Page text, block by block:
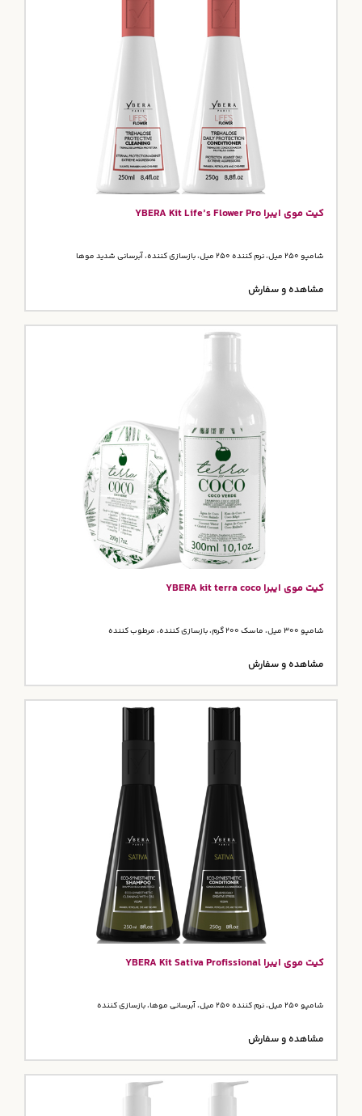
کیت موی ایبرا YBERA Kit Life’s Flower Pro
شامپو 250 میل، نرم کننده 250 میل، بازسازی کننده، آبرسانی شدید موها
مشاهده و سفارش
کیت موی ایبرا YBERA kit terra coco
شامپو 300 میل، ماسک 200 گرم، بازسازی کننده، مرطوب کننده
مشاهده و سفارش
کیت موی ایبرا YBERA Kit Sativa Profissional
شامپو 250 میل، نرم کننده 250 میل، آبرسانی موها، بازسازی کننده
مشاهده و سفارش